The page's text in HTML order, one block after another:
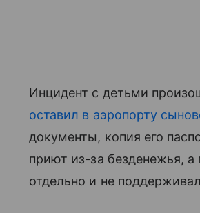
Инцидент с детьми
оставил в аэропорту
документы, копия его
приют из-за безденежья,
отдельно и не